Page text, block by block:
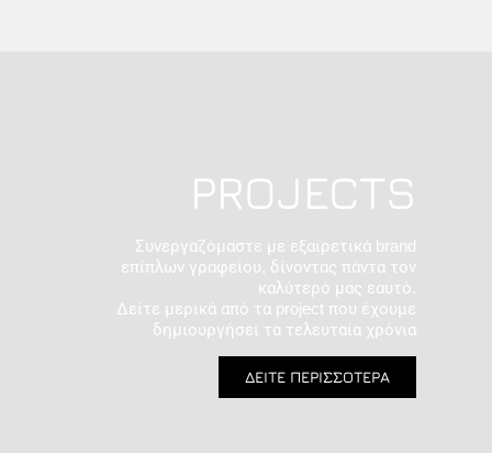
PROJECTS
Συνεργαζόμαστε με εξαιρετικά brand
επίπλων γραφείου, δίνοντας πάντα τον
καλύτερό μας εαυτό.
Δείτε μερικά από τα project που έχουμε
δημιουργήσει τα τελευταία χρόνια
ΔΕΙΤΕ ΠΕΡΙΣΣΟΤΕΡΑ